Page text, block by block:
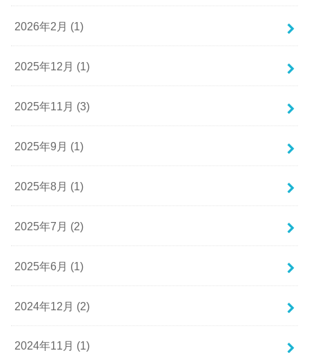
2026年2月 (1)
2025年12月 (1)
2025年11月 (3)
2025年9月 (1)
2025年8月 (1)
2025年7月 (2)
2025年6月 (1)
2024年12月 (2)
2024年11月 (1)